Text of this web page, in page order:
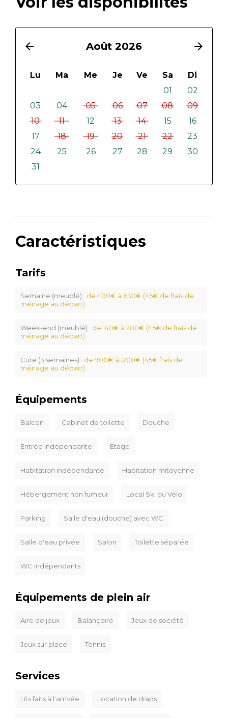
arrow_back arrow_forward
Août 2026
Lu Ma Me Je Ve Sa
Di
01
02
03
04 05 06 07 08
09
10
11 12 13 14 15
16
17
18 19 20 21 22
23
24
25 26 27 28 29
30
31
Caractéristiques
Tarifs
Semaine (meublé) : de 400€ à 630€ (45€ de frais de
ménage au départ)
Week-end (meublé) : de 140€ à 200€ (45€ de frais de
ménage au départ)
Cure (3 semaines) : de 900€ à 1200€ (45€ frais de
ménage au départ)
Équipements
Balcon Cabinet de toilette Douche
Entrée indépendante Etage
Habitation indépendante Habitation mitoyenne
Hébergement non fumeur Local Ski ou Vélo
Parking Salle d'eau (douche) avec WC
Salle d'eau privée Salon Toilette séparée
WC Indépendants
Équipements de plein air
Aire de jeux Balançoire Jeux de société
Jeux sur place Tennis
Services
Lits faits à l'arrivée Location de draps